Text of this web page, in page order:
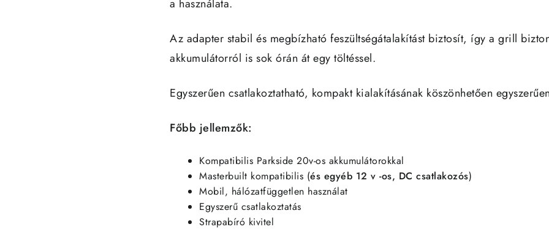
a használata.
Az adapter stabil és megbízható feszültségátalakítást biztosít, így a grill
akkumulátorról is sok órán át egy töltéssel.
Egyszerűen csatlakoztatható, kompakt kialakításának köszönhetően
Főbb jellemzők:
Kompatibilis Parkside 20v-os akkumulátorokkal
Masterbuilt kompatibilis (és egyéb 12 v -os, DC csatlakozós)
Mobil, hálózatfüggetlen használat
Egyszerű csatlakoztatás
Strapabíró kivitel